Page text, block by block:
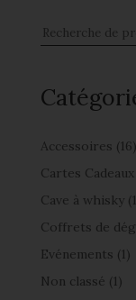
Accessoires (16)
Cartes Cadeaux
Cave à whisky
Coffrets de
Evénements (1)
Non classé (1)